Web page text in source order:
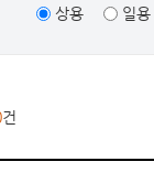
상용 일용
건